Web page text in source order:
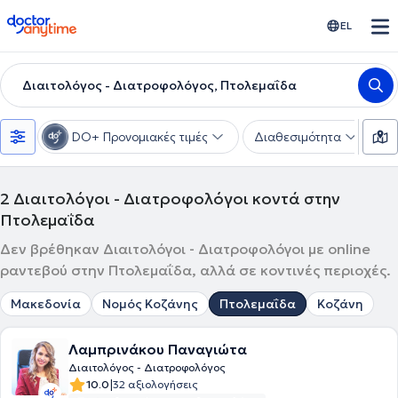
doctoranytime EL
Διαιτολόγος - Διατροφολόγος, Πτολεμαΐδα
DO+ Προνομιακές τιμές Διαθεσιμότητα
2 Διαιτολόγοι - Διατροφολόγοι κοντά στην
Πτολεμαΐδα
Δεν βρέθηκαν Διαιτολόγοι - Διατροφολόγοι με online
ραντεβού στην Πτολεμαΐδα, αλλά σε κοντινές περιοχές.
Μακεδονία Νομός Κοζάνης Πτολεμαΐδα Κοζάνη
Λαμπρινάκου Παναγιώτα
Διαιτολόγος - Διατροφολόγος
10.0|32 αξιολογήσεις